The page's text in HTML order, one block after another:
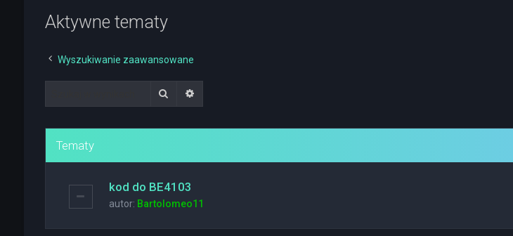
Aktywne tematy
Wyszukiwanie zaawansowane
Szukaj
Tematy
kod do BE4103
autor: Bartolomeo11